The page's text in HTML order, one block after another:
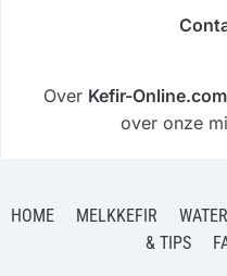
Over Kefir-Online.com
over onze
HOME MELKKEFIR
& TIPS